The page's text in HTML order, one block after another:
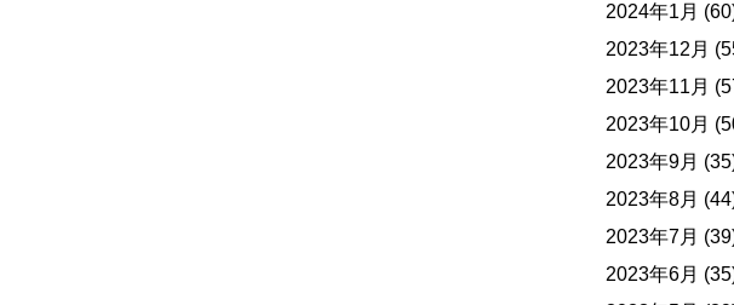
2024年1月
2023年12月
2023年11月
2023年10月
2023年9月
2023年8月
2023年7月
2023年6月